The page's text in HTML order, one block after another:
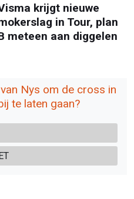
krijgt nieuwe
in Tour, plan
meteen aan diggelen
Nys om de cross in
te laten gaan?